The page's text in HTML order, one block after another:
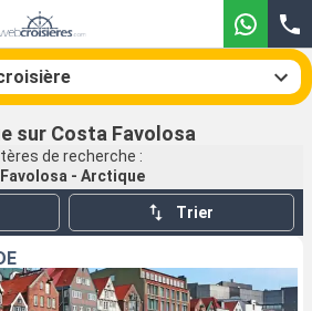
Compagnies
sur Costa Favolosa
de recherche :
- Arctique
Trier